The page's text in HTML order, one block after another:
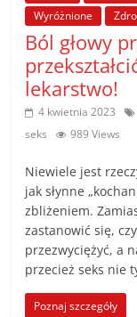
Porady
praktyczne
porady
wskazówki
poradniki
na
każdy
temat
Wyróżnione
Ból głowy
lekarstwo!
4 kwietnia 2023
seks 989 Views
Niewiele jest
jak słynne
zbliżeniem.
zastanowić się,
przezwyciężyć, a
przecież seks nie
Poznaj szczegóły